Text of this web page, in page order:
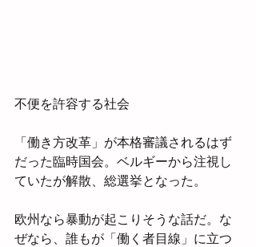
不便を許容する社会
「働き方改革」が本格審議されるはず
だった臨時国会。ベルギーから注視し
ていたが解散、総選挙となった。
欧州なら暴動が起こりそうな話だ。な
ぜなら、誰もが「働く者目線」に立つ